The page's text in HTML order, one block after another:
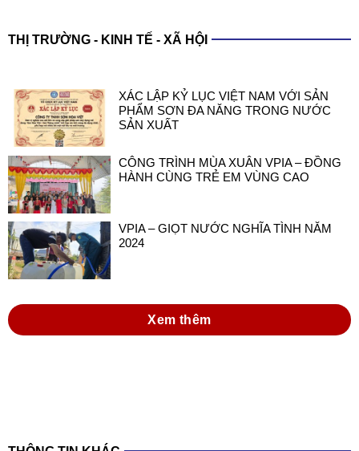
THỊ TRƯỜNG - KINH TẾ - XÃ HỘI
XÁC LẬP KỶ LỤC VIỆT NAM VỚI SẢN
PHẨM SƠN ĐA NĂNG TRONG NƯỚC
SẢN XUẤT
CÔNG TRÌNH MÙA XUÂN VPIA – ĐỒNG
HÀNH CÙNG TRẺ EM VÙNG CAO
VPIA – GIỌT NƯỚC NGHĨA TÌNH NĂM
2024
Xem thêm